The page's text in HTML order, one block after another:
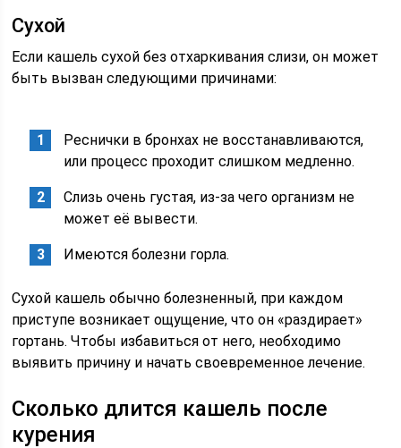
Сухой
Если кашель сухой без отхаркивания слизи, он может
быть вызван следующими причинами:
Реснички в бронхах не восстанавливаются,
или процесс проходит слишком медленно.
Слизь очень густая, из-за чего организм не
может её вывести.
Имеются болезни горла.
Сухой кашель обычно болезненный, при каждом
приступе возникает ощущение, что он «раздирает»
гортань. Чтобы избавиться от него, необходимо
выявить причину и начать своевременное лечение.
Сколько длится кашель после
курения